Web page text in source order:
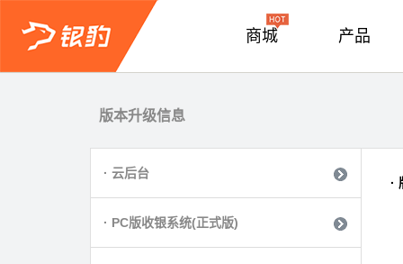
商城 产品
版本升级信息
· 云后台
· PC版收银系统(正式版)
·